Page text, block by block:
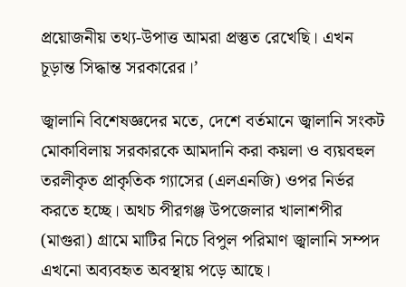
প্রয়োজনীয় তথ্য-উপাত্ত আমরা প্রস্তুত রেখেছি। এখন
চূড়ান্ত সিদ্ধান্ত সরকারের।’
জ্বালানি বিশেষজ্ঞদের মতে, দেশে বর্তমানে জ্বালানি সংকট
মোকাবিলায় সরকারকে আমদানি করা কয়লা ও ব্যয়বহুল
তরলীকৃত প্রাকৃতিক গ্যাসের (এলএনজি) ওপর নির্ভর
করতে হচ্ছে। অথচ পীরগঞ্জ উপজেলার খালাশপীর
(মাগুরা) গ্রামে মাটির নিচে বিপুল পরিমাণ জ্বালানি সম্পদ
এখনো অব্যবহৃত অবস্থায় পড়ে আছে।